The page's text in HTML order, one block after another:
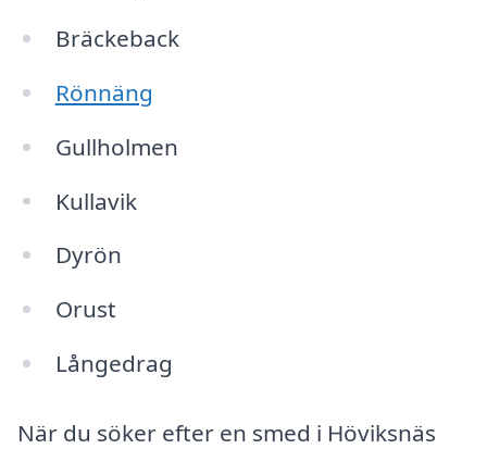
Bräckeback
Rönnäng
Gullholmen
Kullavik
Dyrön
Orust
Långedrag
När du söker efter en smed i Höviksnäs